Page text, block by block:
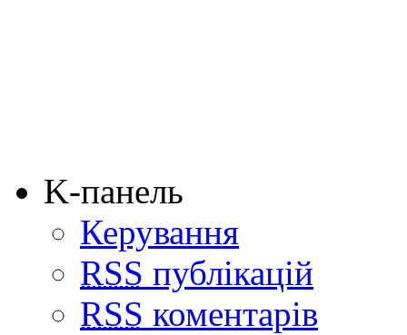
K-панель
Керування
RSS публікацій
RSS коментарів